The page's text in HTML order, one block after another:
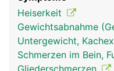
(Brustfell). Der feine
geringen Menge
Lunge beim Atmen
zusammenziehen
Heiserkeit
Gewichtsabnahme
Untergewicht,
Schmerzen im Bein,
Gliederschmerzen